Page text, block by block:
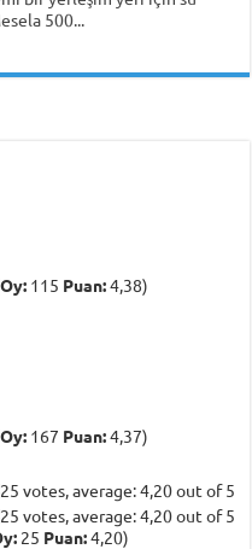
500...
Oy: 115 Puan:4,38)
Oy: 167 Puan:4,37)
25 Puan:4,20)